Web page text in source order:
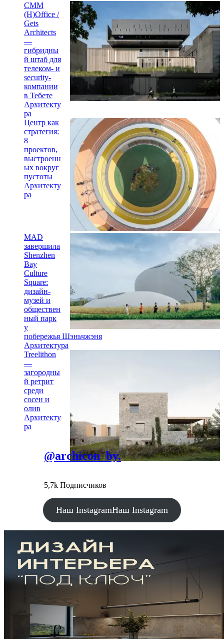
CMM
(H)Office /
Gets
Architects
—
гибридны
й штаб для
телеком- и
security-
компании
в Тебете
Архитекту
ра
Центр как
стратегия:
8
проектов,
выстроенн
ых вокруг
пустоты
Архитекту
ра
MAD
завершила
Shenzhen
Bay
Culture
Square:
дизайн-
музей и
обществен
ный парк
у
побережья Шэньчжэня
Архитектура
Treelithon
—
загородны
й ретрит
среди
сосен и
олив
Архитекту
ра
@archicon_by.
5,7k Подписчиков
Наш InstagramНаш Instagram